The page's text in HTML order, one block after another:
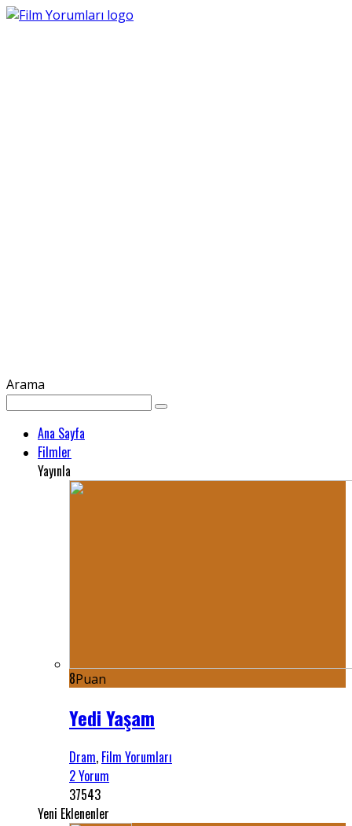
Arama
Ana Sayfa
Filmler
Yayınla
8Puan
Yedi Yaşam
Dram, Film Yorumları
2 Yorum
37543
Yeni Eklenenler